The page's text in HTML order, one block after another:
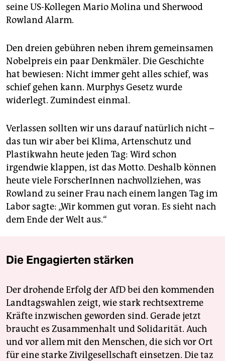
seine US-Kollegen Mario Molina und Sherwood
Rowland Alarm.
Den dreien gebühren neben ihrem gemeinsamen
Nobelpreis ein paar Denkmäler. Die Geschichte
hat bewiesen: Nicht immer geht alles schief, was
schief gehen kann. Murphys Gesetz wurde
widerlegt. Zumindest einmal.
Verlassen sollten wir uns darauf natürlich nicht –
das tun wir aber bei Klima, Artenschutz und
Plastikwahn heute jeden Tag: Wird schon
irgendwie klappen, ist das Motto. Deshalb können
heute viele ForscherInnen nachvollziehen, was
Rowland zu seiner Frau nach einem langen Tag im
Labor sagte: „Wir kommen gut voran. Es sieht nach
dem Ende der Welt aus.“
Die Engagierten stärken
Der drohende Erfolg der AfD bei den kommenden
Landtagswahlen zeigt, wie stark rechtsextreme
Kräfte inzwischen geworden sind. Gerade jetzt
braucht es Zusammenhalt und Solidarität. Auch
und vor allem mit den Menschen, die sich vor Ort
für eine starke Zivilgesellschaft einsetzen. Die taz